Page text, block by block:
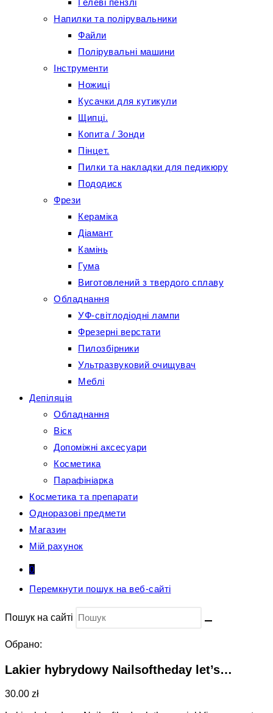
Гелеві пензлі
Напилки та полірувальники
Файли
Полірувальні машини
Інструменти
Ножиці
Кусачки для кутикули
Щипці.
Копита / Зонди
Пінцет.
Пилки та накладки для педикюру
Пододиск
Фрези
Кераміка
Діамант
Камінь
Гума
Виготовлений з твердого сплаву
Обладнання
УФ-світлодіодні лампи
Фрезерні верстати
Пилозбірники
Ультразвуковий очищувач
Меблі
Депіляція
Обладнання
Віск
Допоміжні аксесуари
Косметика
Парафініарка
Косметика та препарати
Одноразові предмети
Магазин
Мій рахунок
0
Перемкнути пошук на веб-сайті
Пошук на сайті
Обрано:
Lakier hybrydowy Nailsoftheday let’s…
30.00 zł